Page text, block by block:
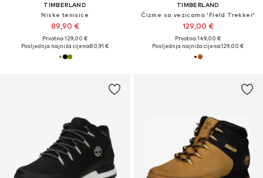
TIMBERLAND
Niske tenisice
89,90 €
Prvotno: 129,00 €
Posljednja najniža cijena:80,91 €
TIMBERLAND
Čizme sa vezicama 'Field Trekker'
129,00 €
Prvotno: 149,00 €
Posljednja najniža cijena:129,00 €